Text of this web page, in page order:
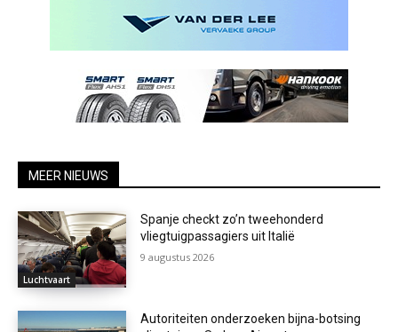
MEER NIEUWS
Luchtvaart
Spanje checkt zo’n tweehonderd
vliegtuigpassagiers uit Italië
9 augustus 2026
Autoriteiten onderzoeken bijna-botsing